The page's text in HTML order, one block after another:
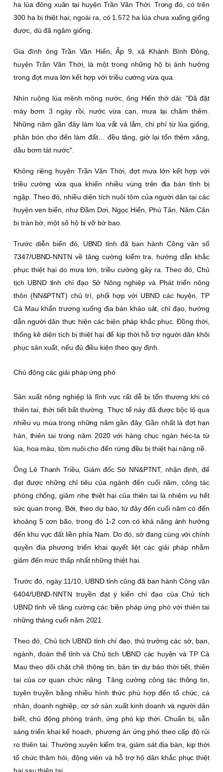
ha lúa đông xuân tại huyện Trần Văn Thời. Trong đó, có trên
300 ha bị thiệt hại; ngoài ra, có 1.572 ha lúa chưa xuống giống
được, dù đã ngâm giống.
Gia đình ông Trần Văn Hiển, Ấp 9, xã Khánh Bình Ðông,
huyện Trần Văn Thời, là một trong những hộ bị ảnh hưởng
trong đợt mưa lớn kết hợp với triều cường vừa qua.
Nhìn ruộng lúa mênh mông nước, ông Hiển thở dài: "Ðã đặt
máy bơm 3 ngày rồi, nước vừa cạn, mưa lại châm thêm.
Những năm gần đây làm lúa vất vả lắm, chi phí từ lúa giống,
phân bón cho đến làm đất… đều tăng, giờ lại tốn thêm xăng,
dầu bơm tát nước".
Không riêng huyện Trần Văn Thời, đợt mưa lớn kết hợp với
triều cường vừa qua khiến nhiều vùng trên địa bàn tỉnh bị
ngập. Theo đó, nhiều diện tích nuôi tôm của người dân tại các
huyện ven biển, như Ðầm Dơi, Ngọc Hiển, Phú Tân, Năm Căn
bị tràn bờ, một số hộ bị vỡ bờ bao.
Trước diễn biến đó, UBND tỉnh đã ban hành Công văn số
7347/UBND-NNTN về tăng cường kiểm tra, hướng dẫn khắc
phục thiệt hại do mưa lớn, triều cường gây ra. Theo đó, Chủ
tịch UBND tỉnh chỉ đạo Sở Nông nghiệp và Phát triển nông
thôn (NN&PTNT) chủ trì, phối hợp với UBND các huyện, TP
Cà Mau khẩn trương xuống địa bàn khảo sát, chỉ đạo, hướng
dẫn người dân thực hiện các biện pháp khắc phục. Ðồng thời,
thống kê diện tích bị thiệt hại để kịp thời hỗ trợ người dân khôi
phục sản xuất, nếu đủ điều kiện theo quy định.
Chủ động các giải pháp ứng phó
Sản xuất nông nghiệp là lĩnh vực rất dễ bị tổn thương khi có
thiên tai, thời tiết bất thường. Thực tế này đã được bộc lộ qua
nhiều vụ mùa trong những năm gần đây. Gần nhất là đợt hạn
hán, thiên tai trong năm 2020 với hàng chục ngàn héc-ta từ
lúa, hoa màu, tôm nuôi cho đến rừng đều bị thiệt hại nặng nề.
Ông Lê Thanh Triều, Giám đốc Sở NN&PTNT, nhận định, để
đạt được những chỉ tiêu của ngành đến cuối năm, công tác
phòng chống, giảm nhẹ thiệt hại của thiên tai là nhiệm vụ hết
sức quan trọng. Bởi, theo dự báo, từ đây đến cuối năm có đến
khoảng 5 cơn bão, trong đó 1-2 cơn có khả năng ảnh hưởng
đến khu vực đất liền phía Nam. Do đó, sở đang cùng với chính
quyền địa phương triển khai quyết liệt các giải pháp nhằm
giảm đến mức thấp nhất những thiệt hại.
Trước đó, ngày 11/10, UBND tỉnh cũng đã ban hành Công văn
6404/UBND-NNTN truyền đạt ý kiến chỉ đạo của Chủ tịch
UBND tỉnh về tăng cường các biện pháp ứng phó với thiên tai
những tháng cuối năm 2021.
Theo đó, Chủ tịch UBND tỉnh chỉ đạo, thủ trưởng các sở, ban,
ngành, đoàn thể tỉnh và Chủ tịch UBND các huyện và TP Cà
Mau theo dõi chặt chẽ thông tin, bản tin dự báo thời tiết, thiên
tai của cơ quan chức năng. Tăng cường công tác thông tin,
tuyên truyền bằng nhiều hình thức phù hợp đến tổ chức, cá
nhân, doanh nghiệp, cơ sở sản xuất kinh doanh và người dân
biết, chủ động phòng tránh, ứng phó kịp thời. Chuẩn bị, sẵn
sàng triển khai kế hoạch, phương án ứng phó theo cấp độ rủi
ro thiên tai. Thường xuyên kiểm tra, giám sát địa bàn, kịp thời
tổ chức thăm hỏi, động viên và hỗ trợ hộ dân khắc phục thiệt